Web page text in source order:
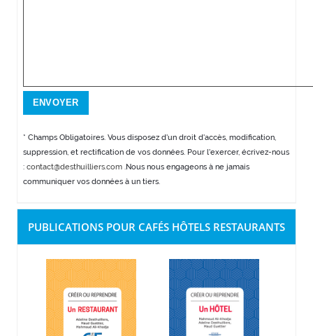
* Champs Obligatoires. Vous disposez d'un droit d'accès, modification,
suppression, et rectification de vos données. Pour l'exercer, écrivez-nous
: contact@desthuilliers.com.Nous nous engageons à ne jamais
communiquer vos données à un tiers.
PUBLICATIONS POUR CAFÉS HÔTELS RESTAURANTS